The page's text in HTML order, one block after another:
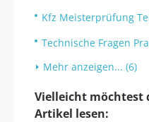
Kfz Meisterprüfung
Technische Fragen
Mehr anzeigen... (6)
Vielleicht möchtest
Artikel lesen: